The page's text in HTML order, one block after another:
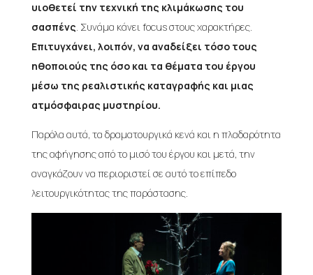
υιοθετεί την τεχνική της κλιμάκωσης του
σασπένς. Συνάμα κάνει focus στους χαρακτήρες.
Επιτυγχάνει, λοιπόν, να αναδείξει τόσο τους
ηθοποιούς της όσο και τα θέματα του έργου
μέσω της ρεαλιστικής καταγραφής και μιας
ατμόσφαιρας μυστηρίου.
Παρόλα αυτά, τα δραματουργικά κενά και η πλαδαρότητα
της αφήγησης από το μισό του έργου και μετά, την
αναγκάζουν να περιοριστεί σε αυτό το επίπεδο
λειτουργικότητας της παράστασης.